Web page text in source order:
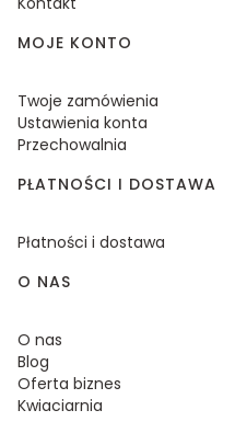
MOJE KONTO
Twoje zamówienia
Ustawienia konta
Przechowalnia
PŁATNOŚCI I DOSTAWA
Płatności i dostawa
O NAS
O nas
Blog
Oferta biznes
Kwiaciarnia